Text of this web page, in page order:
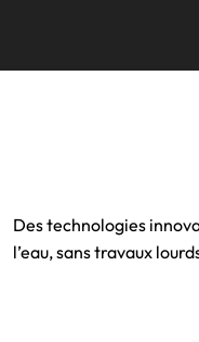
Des technologies
l’eau, sans travaux